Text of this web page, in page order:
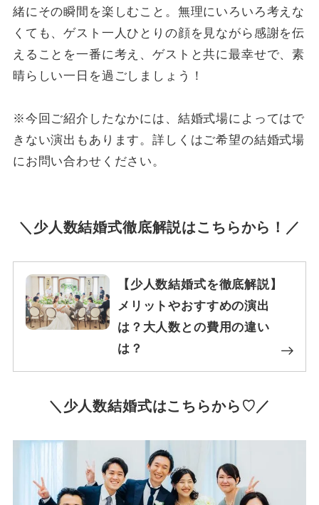
緒にその瞬間を楽しむこと。無理にいろいろ考えな
くても、ゲスト一人ひとりの顔を見ながら感謝を伝
えることを一番に考え、ゲストと共に最幸せで、素
晴らしい一日を過ごしましょう！
※今回ご紹介したなかには、結婚式場によってはで
きない演出もあります。詳しくはご希望の結婚式場
にお問い合わせください。
＼少人数結婚式徹底解説はこちらから！／
【少人数結婚式を徹底解説】
メリットやおすすめの演出
は？大人数との費用の違い
は？
＼少人数結婚式はこちらから♡／